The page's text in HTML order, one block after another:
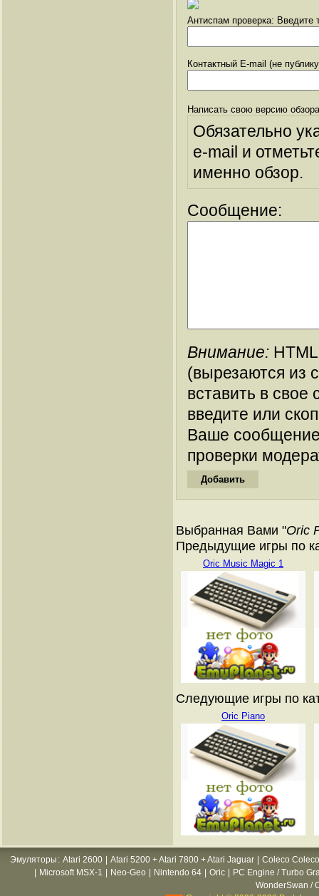
Антиспам проверка: Введите
Контактный E-mail (не
Написать свою версию
Обязательно
e-mail и
именно обзор.
Сообщение:
Внимание:
(вырезаются из
вставить в
введите или
Ваше
проверки
Выбранная Вами "Oric
Предыдущие игры по
Oric Music Magic 1
Следующие игры по
Oric Piano
Эмуляторы : Atari 2600 Atari 5200 + Atari 7800 + Atari Jaguar
Coleco
Microsoft MSX-1 Neo-Geo Nintendo 64 Oric
PC Engine / Turbo
WonderSwan /